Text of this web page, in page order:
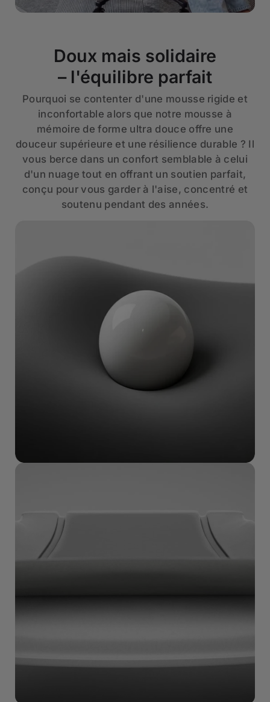
Doux mais solidaire
– l'équilibre parfait
Pourquoi se contenter d'une mousse rigide et
inconfortable alors que notre mousse à
mémoire de forme ultra douce offre une
douceur supérieure et une résilience durable ? Il
vous berce dans un confort semblable à celui
d'un nuage tout en offrant un soutien parfait,
conçu pour vous garder à l'aise, concentré et
soutenu pendant des années.